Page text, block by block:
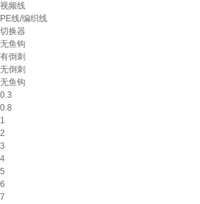
视频线
PE线/编织线
切换器
无鱼钩
有倒刺
无倒刺
无鱼钩
0.3
0.8
1
2
3
4
5
6
7